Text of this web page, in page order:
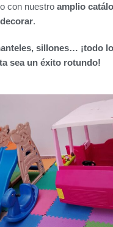
con nuestro amplio
.
sillones… ¡todo
sea un éxito rotundo!